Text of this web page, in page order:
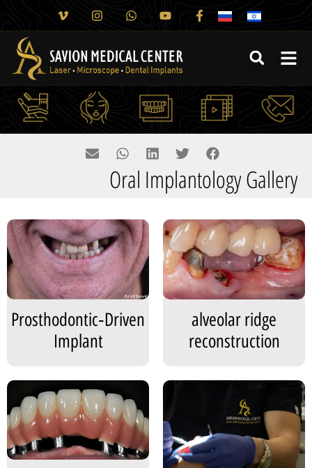
Oral Implantology Gallery
Prosthodontic‑Driven
Implant
alveolar ridge
reconstruction